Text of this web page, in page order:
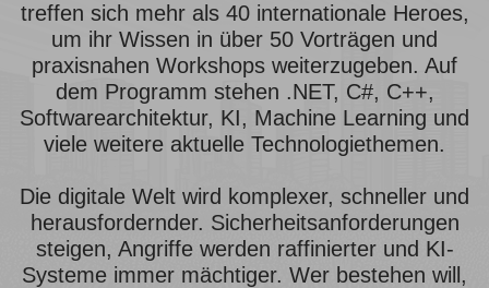
treffen sich mehr als 40 internationale Heroes,
um ihr Wissen in über 50 Vorträgen und
praxisnahen Workshops weiterzugeben. Auf
dem Programm stehen .NET, C#, C++,
Softwarearchitektur, KI, Machine Learning und
viele weitere aktuelle Technologiethemen.
Die digitale Welt wird komplexer, schneller und
herausfordernder. Sicherheitsanforderungen
steigen, Angriffe werden raffinierter und KI-
Systeme immer mächtiger. Wer bestehen will,